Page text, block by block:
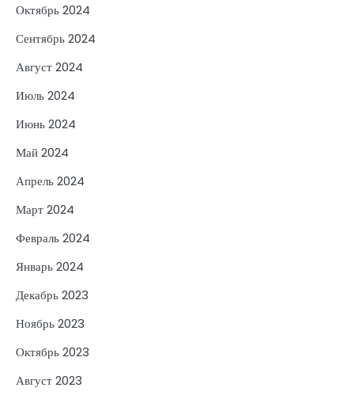
Октябрь 2024
Сентябрь 2024
Август 2024
Июль 2024
Июнь 2024
Май 2024
Апрель 2024
Март 2024
Февраль 2024
Январь 2024
Декабрь 2023
Ноябрь 2023
Октябрь 2023
Август 2023